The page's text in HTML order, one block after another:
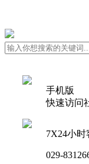
手机版
快速访问
7X24小
029-